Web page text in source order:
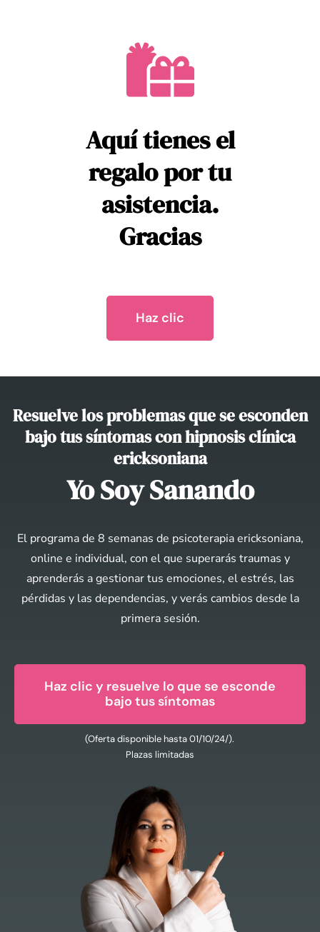
Aquí tienes el
regalo por tu
asistencia.
Gracias
Haz clic
Resuelve los problemas que se esconden
bajo tus síntomas con hipnosis clínica
ericksoniana
Yo Soy Sanando
El programa de 8 semanas de psicoterapia ericksoniana,
online e individual, con el que superarás traumas y
aprenderás a gestionar tus emociones, el estrés, las
pérdidas y las dependencias, y verás cambios desde la
primera sesión.
Haz clic y resuelve lo que se esconde
bajo tus síntomas
(Oferta disponible hasta 01/10/24/).
Plazas limitadas